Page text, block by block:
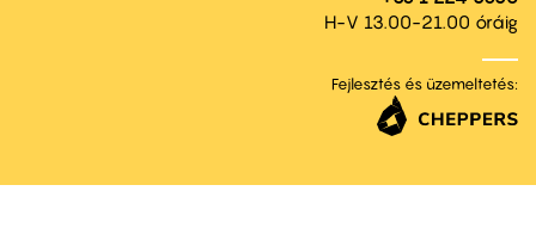
H-V 13.00-21.00 óráig
Fejlesztés és üzemeltetés: